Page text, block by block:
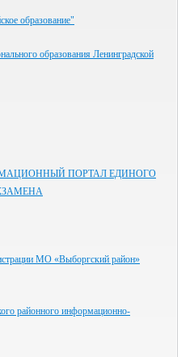
образование"
образования Ленинградской
ПОРТАЛ ЕДИНОГО
МО «Выборгский район»
районного информационно-